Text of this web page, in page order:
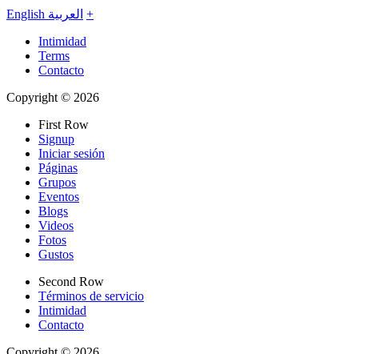
English العربية +
Intimidad
Terms
Contacto
Copyright © 2026
First Row
Signup
Iniciar sesión
Páginas
Grupos
Eventos
Blogs
Videos
Fotos
Gustos
Second Row
Términos de servicio
Intimidad
Contacto